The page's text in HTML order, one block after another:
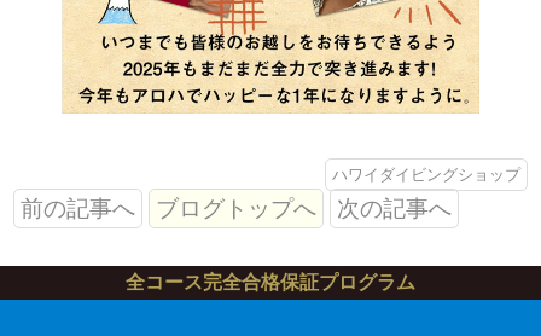
ハワイダイビングショップ
前の記事へ ブログトップへ 次の記事へ
全コース完全合格保証プログラム